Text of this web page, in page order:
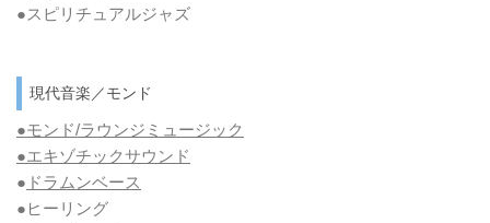
●スピリチュアルジャズ
現代音楽／モンド
●モンド/ラウンジミュージック
●エキゾチックサウンド
● ドラムンベース
●ヒーリング